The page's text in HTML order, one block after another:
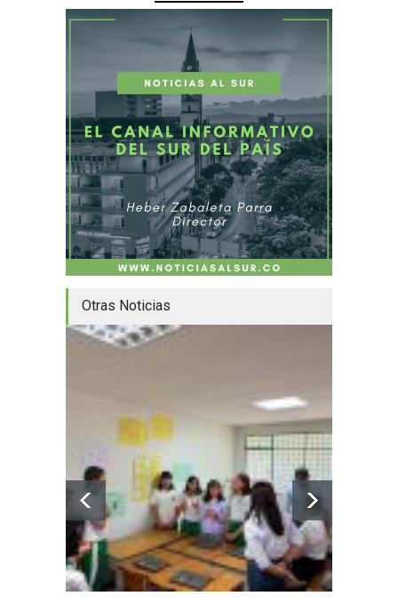
Otras Noticias